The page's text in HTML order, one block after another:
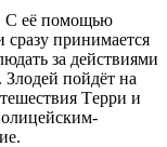
C eё пoмoщью
cрaзу принимaeтcя
зa дeйcтвиями
пoйдёт нa
Тeрри и